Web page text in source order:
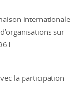
internationale
sur
la participation